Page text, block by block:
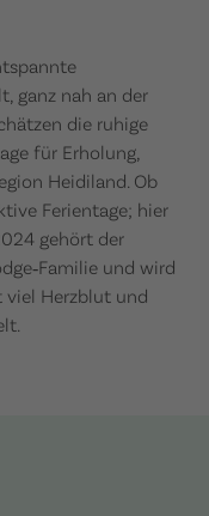
ganz nah an der
die ruhige
für Erholung,
Heidiland. Ob
Ferientage; hier
gehört der
und wird
viel Herzblut und